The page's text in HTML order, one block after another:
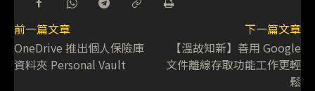
前一篇文章
OneDrive 推出個人保險庫
資料夾 Personal Vault
下一篇文章
【溫故知新】善用 Google
文件離線存取功能工作更輕
鬆